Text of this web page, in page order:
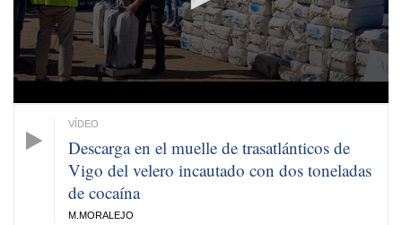
Descarga en el muelle de trasatlánticos de
Vigo del velero incautado con dos toneladas
de cocaína
M.MORALEJO